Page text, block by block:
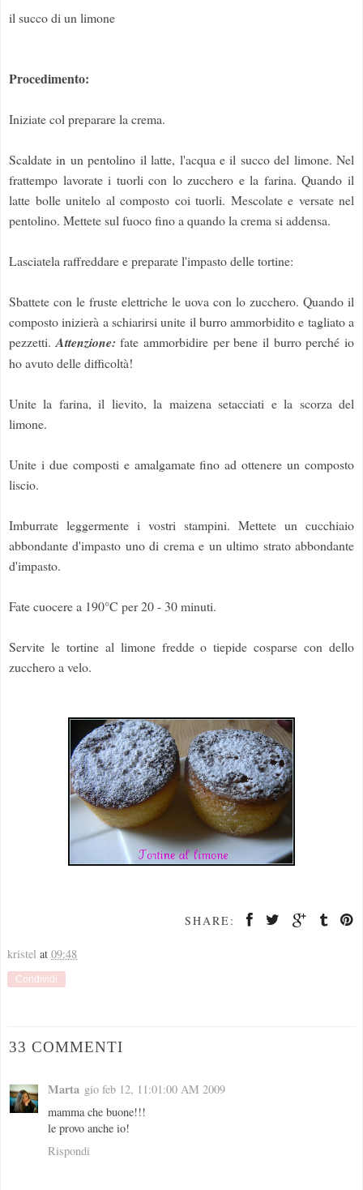
il succo di un limone
Procedimento:
Iniziate col preparare la crema.
Scaldate in un pentolino il latte, l'acqua e il succo del limone. Nel
frattempo lavorate i tuorli con lo zucchero e la farina. Quando il
latte bolle unitelo al composto coi tuorli. Mescolate e versate nel
pentolino. Mettete sul fuoco fino a quando la crema si addensa.
Lasciatela raffreddare e preparate l'impasto delle tortine:
Sbattete con le fruste elettriche le uova con lo zucchero. Quando il
composto inizierà a schiarirsi unite il burro ammorbidito e tagliato a
pezzetti.Attenzione: fate ammorbidire per bene il burro perché io
ho avuto delle difficoltà!
Unite la farina, il lievito, la maizena setacciati e la scorza del
limone.
Unite i due composti e amalgamate fino ad ottenere un composto
liscio.
Imburrate leggermente i vostri stampini. Mettete un cucchiaio
abbondante d'impasto uno di crema e un ultimo strato abbondante
d'impasto.
Fate cuocere a 190°C per 20 - 30 minuti.
Servite le tortine al limone fredde o tiepide cosparse con dello
zucchero a velo.
SHARE:
kristel at 09:48
Condividi
33 COMMENTI
Marta gio feb 12, 11:01:00 AM 2009
mamma che buone!!!
le provo anche io!
Rispondi